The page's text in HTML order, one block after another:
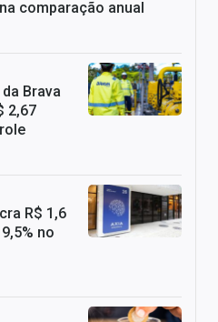
comparação anual
Brava
2,67
R$ 1,6
no